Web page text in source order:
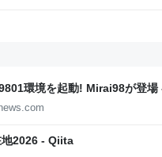
環境を起動! Mirai98が登
2026 - Qiita